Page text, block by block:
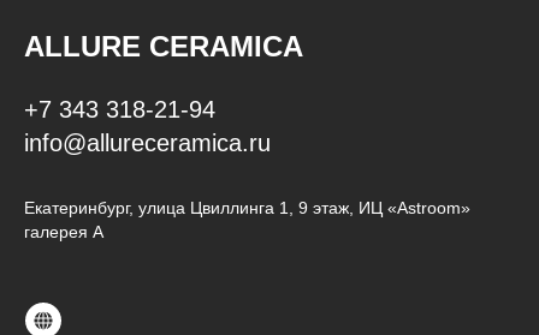
ALLURE CERAMICA
+7 343 318-21-94
info@allureceramica.ru
Екатеринбург, улица Цвиллинга 1, 9 этаж, ИЦ «Astroom»
галерея А